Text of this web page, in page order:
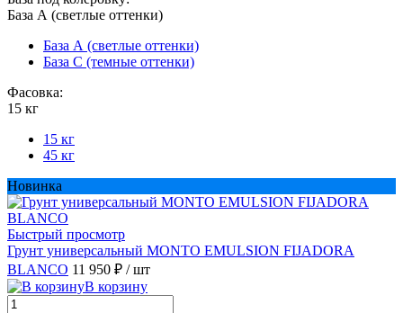
База А (светлые оттенки)
База А (светлые оттенки)
База С (темные оттенки)
Фасовка:
15 кг
15 кг
45 кг
Новинка
Быстрый просмотр
Грунт универсальный MONTO EMULSION FIJADORA
BLANCO 11 950 ₽ / шт
В корзину